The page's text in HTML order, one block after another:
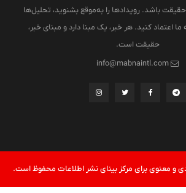
باشد. رویدادها را به‌موقع بشنوید، تحلیل‌ها
ما اعتماد کنید. هر خبر، یک مبنا دارد و مبنای خبر،
حقیقت است.
info@mabnaintl.com